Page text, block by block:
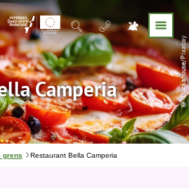
© Duckahouse/Pixabay
Camperia
grens Restaurant Bella Camperia